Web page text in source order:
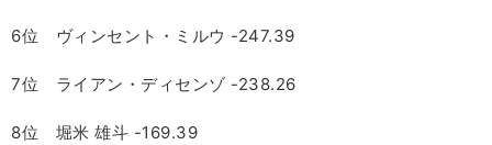
6位 ヴィンセント・ミルウ -247.39
7位 ライアン・ディセンゾ -238.26
8位 堀米 雄斗 -169.39